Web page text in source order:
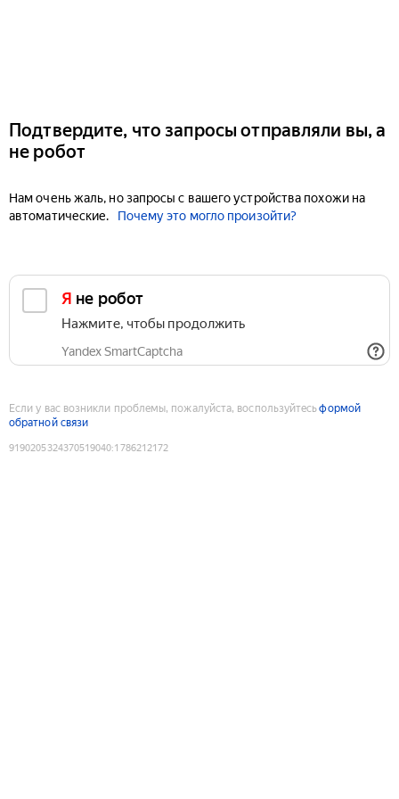
Подтвердите, что запросы отправляли вы, а
не робот
Нам очень жаль, но запросы с вашего устройства похожи на
автоматические.
Почему это могло произойти?
Я не робот
Нажмите, чтобы продолжить
Yandex SmartCaptcha
Если у вас возникли проблемы, пожалуйста, воспользуйтесьформой
обратной связи
9190205324370519040:1786212172